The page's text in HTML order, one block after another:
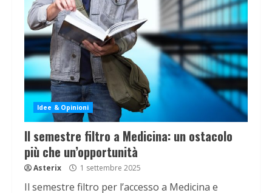
Idee & Opinioni
Il semestre filtro a Medicina: un ostacolo
più che un’opportunità
Asterix 1 settembre 2025
Il semestre filtro per l’accesso a Medicina e